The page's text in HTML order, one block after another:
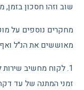
שוב וזהו חסכון בזמן,
מחקרים נוספים על
מאוששים את הנ"ל ואף
1. לקוח מחשיב
זמני המתנה של עד